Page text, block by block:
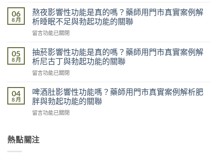
能
是
真
的
藥
師
門
真
實
案
析
「坐
度
不
足
吃
麼？
藥
師
用
市
真
案
你
06
8 月
熬夜影響性功能是真的嗎？藥師用門市真實案例解
析睡眠不足與勃起功能的關聯
在
夜
影
響
性
能
是
真
的
師
留言功能已關閉
05
8 月
抽菸影響性功能是真的嗎？藥師用門市真實案例解
析尼古丁與勃起功能的關聯
在
菸
影
響
性
是
留言功能已關閉
04
8 月
啤酒肚影響性功能嗎？藥師用門市真實案例解析肥
胖與勃起功能的關聯
在
肚
影
留言功能已關閉
熱點關注